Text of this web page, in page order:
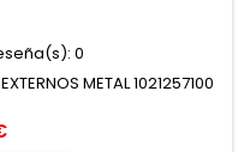
0
METAL 1021257100